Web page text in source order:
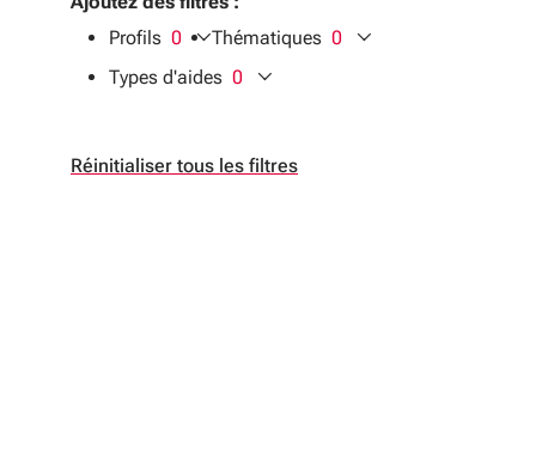
Profils 0
filtres sélectionnés
Thématiques 0
filtres sélectionnés
Types d'aides 0
filtres sélectionnés
Réinitialiser tous les filtres